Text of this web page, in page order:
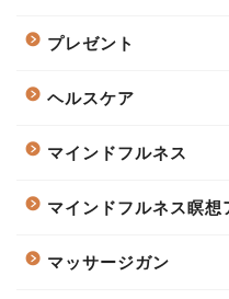
プレゼント
ヘルスケア
マインドフルネス
マインドフルネス瞑想
マッサージガン